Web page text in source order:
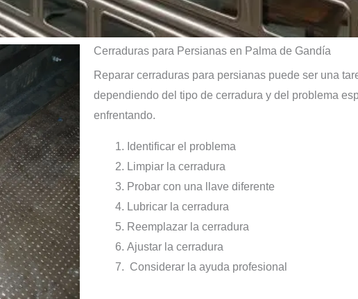
Cerraduras para Persianas en Palma de Gandía
Reparar cerraduras para persianas puede ser una
dependiendo del tipo de cerradura y del problema
enfrentando.
Identificar el problema
Limpiar la cerradura
Probar con una llave diferente
Lubricar la cerradura
Reemplazar la cerradura
Ajustar la cerradura
Considerar la ayuda profesional